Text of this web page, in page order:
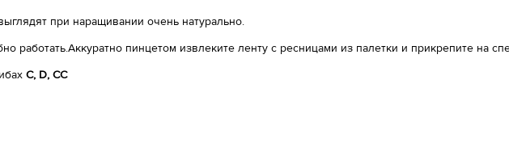
при наращивании очень натурально.
работать.Аккуратно пинцетом извлеките ленту с ресницами из палетки и прикрепите на
С, D, CC